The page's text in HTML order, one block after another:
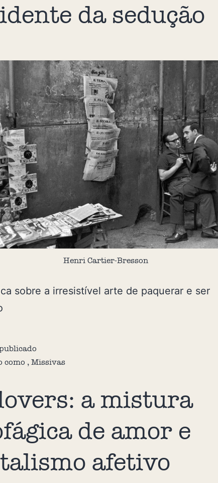
da sedução
Henri Cartier-Bresson
sobre a irresistível arte de paquerar e ser
como , Missivas
a mistura
de amor e
afetivo